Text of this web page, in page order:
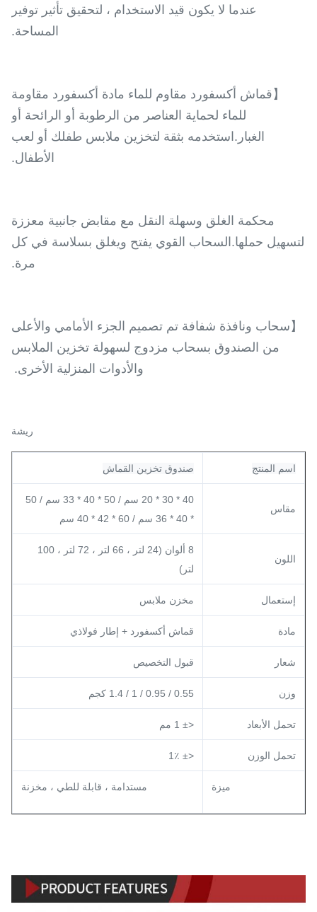
عندما لا يكون قيد الاستخدام ، لتحقيق تأثير توفير
المساحة.
【قماش أكسفورد مقاوم للماء مادة أكسفورد مقاومة
للماء لحماية العناصر من الرطوبة أو الرائحة أو
الغبار.استخدمه بثقة لتخزين ملابس طفلك أو لعب
الأطفال.
محكمة الغلق وسهلة النقل مع مقابض جانبية معززة
لتسهيل حملها.السحاب القوي يفتح ويغلق بسلاسة في كل
مرة.
【سحاب ونافذة شفافة تم تصميم الجزء الأمامي والأعلى
من الصندوق بسحاب مزدوج لسهولة تخزين الملابس
والأدوات المنزلية الأخرى.
ريشة
اسم المنتج صندوق تخزين القماش
مقاس
40 * 30 * 20 سم / 50 * 40 * 33 سم / 50
* 40 * 36 سم / 60 * 42 * 40 سم
اللون
8 ألوان (24 لتر ، 66 لتر ، 72 لتر ، 100
لتر)
إستعمال مخزن ملابس
مادة قماش أكسفورد + إطار فولاذي
شعار قبول التخصيص
وزن 0.55 / 0.95 / 1 / 1.4 كجم
تحمل الأبعاد <± 1 مم
تحمل الوزن <± 1٪
ميزة مستدامة ، قابلة للطي ، مخزنة